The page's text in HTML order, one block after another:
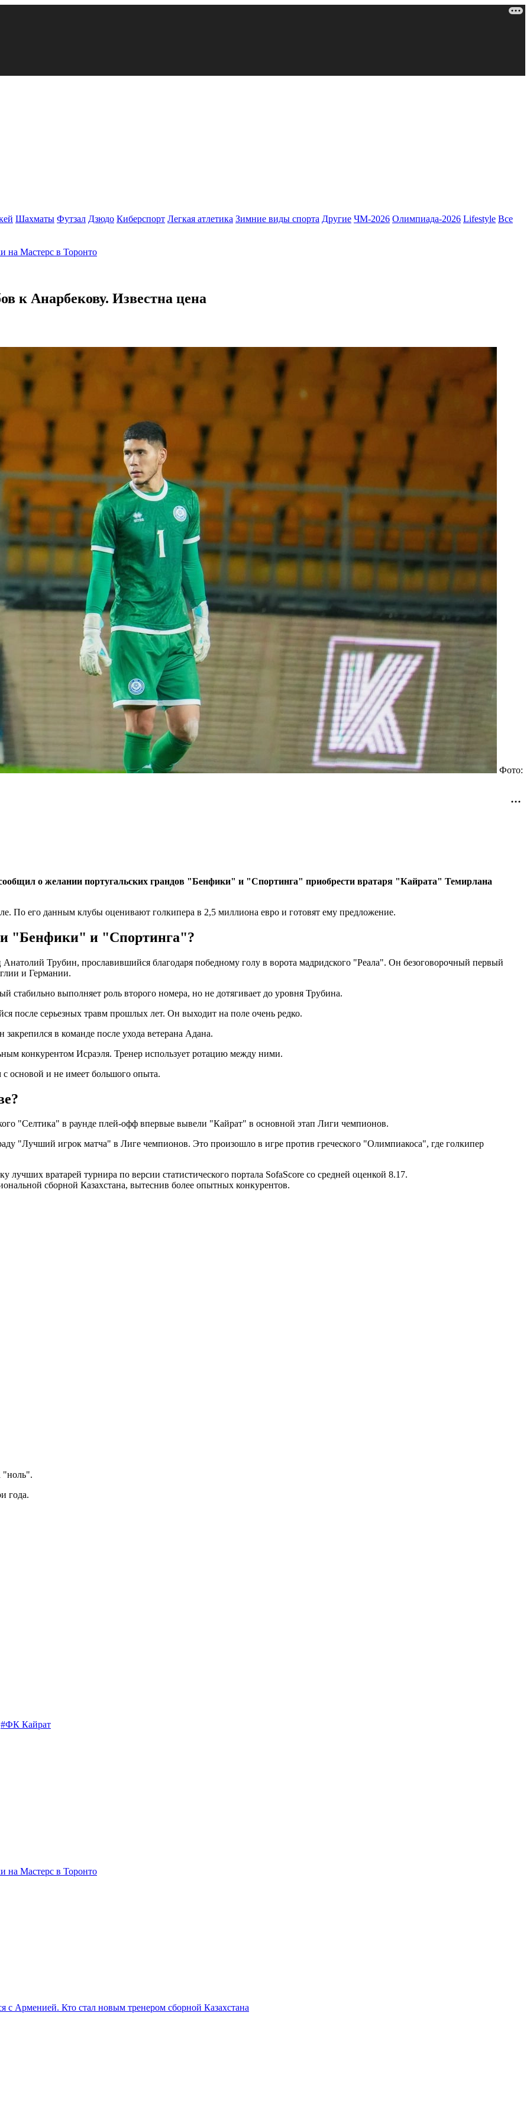
Шахматы Футзал Дзюдо Киберспорт Легкая атлетика Зимние виды спорта Другие ЧМ-2026 Олимпиада-2026 Lifestyle Все
на Мастерс в Торонто
к Анарбекову. Известна цена
Фото:
о желании португальских грандов "Бенфики" и "Спортинга" приобрести вратаря "Кайрата" Темирлана
По его данным клубы оценивают голкипера в 2,5 миллиона евро и готовят ему предложение.
"Бенфики" и "Спортинга"?
Трубин, прославившийся благодаря победному голу в ворота мадридского "Реала". Он безоговорочный первый
и Германии.
выполняет роль второго номера, но не дотягивает до уровня Трубина.
после серьезных травм прошлых лет. Он выходит на поле очень редко.
в команде после ухода ветерана Адана.
конкурентом Исраэля. Тренер использует ротацию между ними.
основой и не имеет большого опыта.
"Селтика" в раунде плей-офф впервые вывели "Кайрат" в основной этап Лиги чемпионов.
"Лучший игрок матча" в Лиге чемпионов. Это произошло в игре против греческого "Олимпиакоса", где голкипер
вратарей турнира по версии статистического портала SofaScore со средней оценкой 8.17.
сборной Казахстана, вытеснив более опытных конкурентов.
"ноль".
года.
#ФК Кайрат
на Мастерс в Торонто
Арменией. Кто стал новым тренером сборной Казахстана